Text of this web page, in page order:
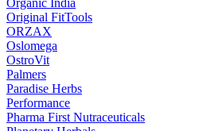
Organic India
Original FitTools
ORZAX
Oslomega
OstroVit
Palmers
Paradise Herbs
Performance
Pharma First Nutraceuticals